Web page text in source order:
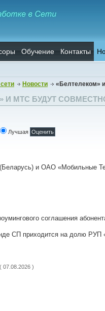
Обучение Контакты
Новости «Белтелеком»
И МТС БУДУТ
Лучшая
и ОАО «Мобильные
соглашения
СП приходится на долю
07.08.2026 )